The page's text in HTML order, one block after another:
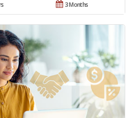
3 Months